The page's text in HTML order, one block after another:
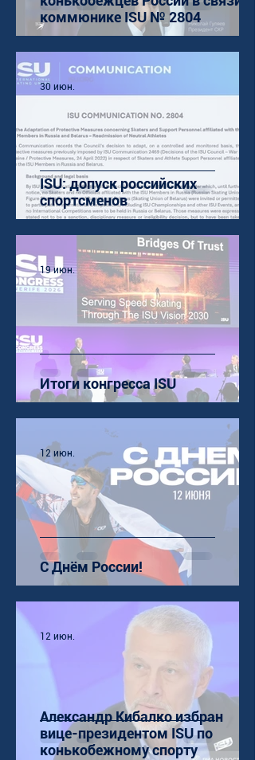
коммюнике ISU № 2804
ISU: допуск российских
спортсменов
30 июн.
Итоги конгресса ISU
19 июн.
С Днём России!
12 июн.
Александр Кибалко избран
вице-президентом ISU по
конькобежному спорту
12 июн.